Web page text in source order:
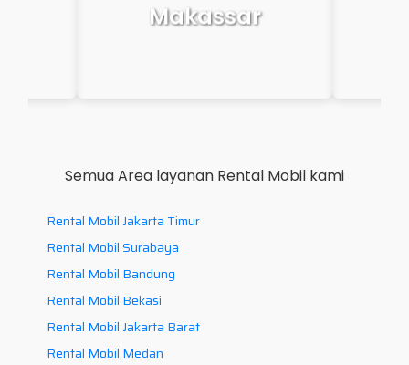
Palembang
Semua Area layanan Rental Mobil kami
Rental Mobil Jakarta Timur
Rental Mobil Surabaya
Rental Mobil Bandung
Rental Mobil Bekasi
Rental Mobil Jakarta Barat
Rental Mobil Medan